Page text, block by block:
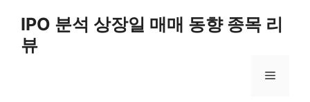
content
IPO 분석 상장일 매매 동향 종목 리
뷰
Menu